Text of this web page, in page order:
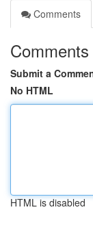
Comments
Comments
Submit a
No HTML
HTML is disabled